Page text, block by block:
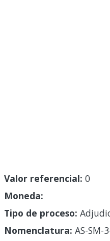
Valor referencial: 0
Moneda:
Tipo de proceso:
Nomenclatura: AS-SM-